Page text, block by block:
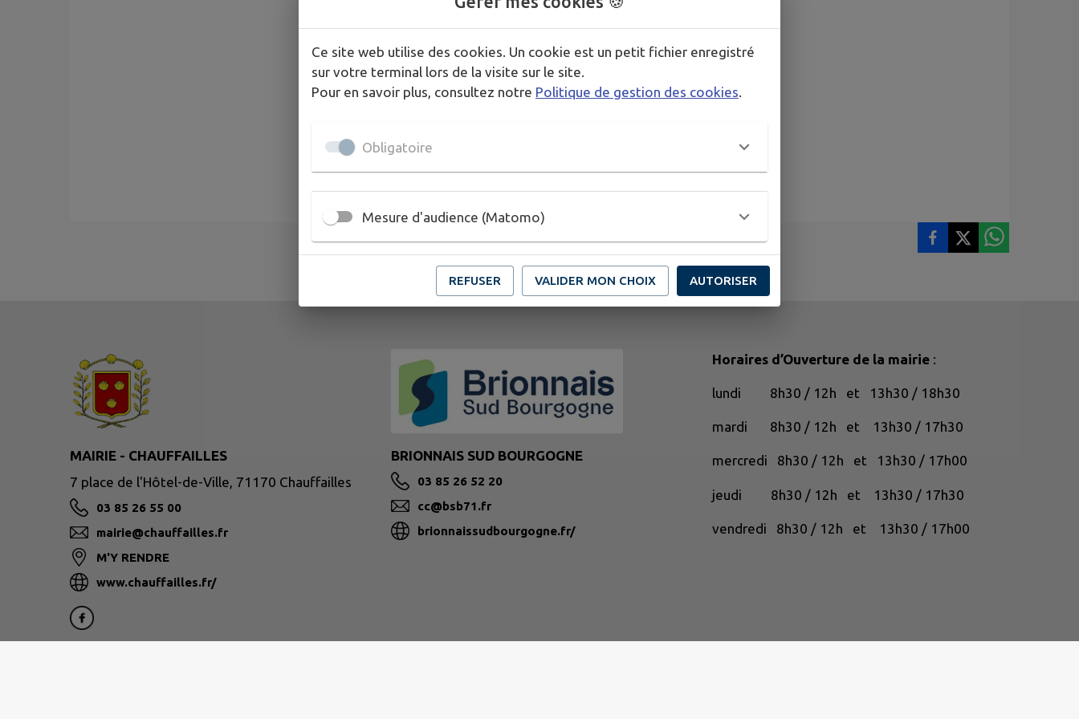
MAIRIE - CHAUFFAILLES
7 place de l'Hôtel-de-Ville, 71170 Chauffailles
03 85 26 55 00
mairie@chauffailles.fr
M'Y RENDRE
www.chauffailles.fr/
BRIONNAIS SUD BOURGOGNE
03 85 26 52 20
cc@bsb71.fr
brionnaissudbourgogne.fr/
Horaires d’Ouverture de la mairie :
lundi 8h30 / 12h et 13h30 / 18h30
mardi 8h30 / 12h et 13h30 / 17h30
mercredi 8h30 / 12h et 13h30 / 17h00
jeudi 8h30 / 12h et 13h30 / 17h30
vendredi 8h30 / 12h et 13h30 / 17h00
Ce site web utilise des cookies. Un cookie est un petit fichier enregistré
sur votre terminal lors de la visite sur le site.
Pour en savoir plus, consultez notre Politique de gestion des cookies.
Obligatoire
Mesure d'audience (Matomo)
REFUSER VALIDER MON CHOIX AUTORISER